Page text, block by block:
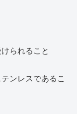
られること
ンレスであるこ